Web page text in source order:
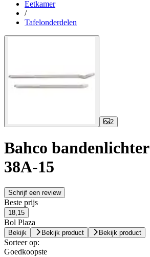
Eetkamer
/
Tafelonderdelen
2
Bahco
38A-15
Schrijf een review
Beste prijs
18,15
Bol Plaza
Bekijk Bekijk product Bekijk product
Sorteer op:
Goedkoopste